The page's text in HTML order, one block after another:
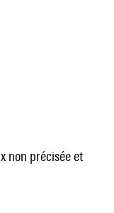
non précisée et